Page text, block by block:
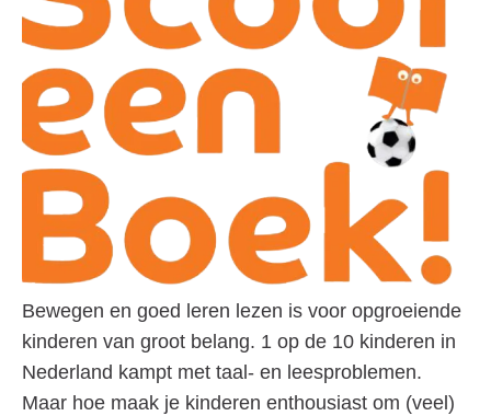
Bewegen en goed leren lezen is voor opgroeiende
kinderen van groot belang. 1 op de 10 kinderen in
Nederland kampt met taal- en leesproblemen.
Maar hoe maak je kinderen enthousiast om (veel)